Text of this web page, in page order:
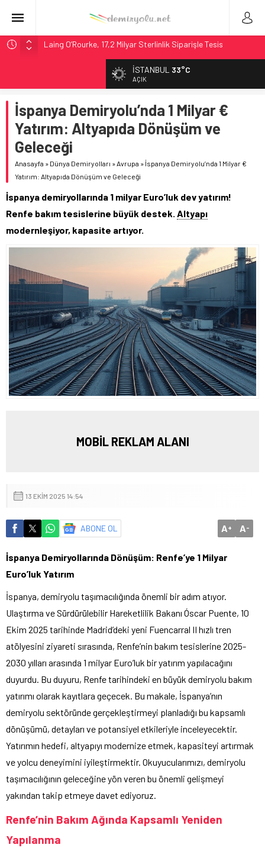
Büyütüyor
İtalya’dan Yeni Otomotiv Demiryolu: 4.800 Ton CO2
Webuild Tüneli Tamamladı: Lima’da Seyahat 45 Dakikaya
Alstom ve Siemens’ten São Paulo’da Çifte Sinyal Hamlesi
Madrid 6. Hat 2027’de Sürücüsüz: Kapasite %70 Artacak
İSTANBUL 33°C
AÇIK
İspanya Demiryolu’nda 1 Milyar €
Yatırım: Altyapıda Dönüşüm ve
Geleceği
Anasayfa » Dünya Demiryolları »Avrupa » İspanya Demiryolu’nda 1 Milyar €
Yatırım: Altyapıda Dönüşüm ve Geleceği
İspanya demiryollarında 1 milyar Euro’luk dev yatırım!
Renfe bakım tesislerine büyük destek. Altyapı
modernleşiyor, kapasite artıyor.
MOBİL REKLAM ALANI
13 EKIM 2025 14:54
ABONE OL A+ A-
İspanya Demiryollarında Dönüşüm: Renfe’ye 1 Milyar
Euro’luk Yatırım
İspanya, demiryolu taşımacılığında önemli bir adım atıyor.
Ulaştırma ve Sürdürülebilir Hareketlilik Bakanı Óscar Puente, 10
Ekim 2025 tarihinde Madrid’deki yeni Fuencarral II hızlı tren
atölyesini ziyareti sırasında, Renfe’nin bakım tesislerine 2025-
2030 yılları arasında 1 milyar Euro’luk bir yatırım yapılacağını
duyurdu. Bu duyuru, Renfe tarihindeki en büyük demiryolu bakım
yatırımı olarak kayıtlara geçecek. Bu makale, İspanya’nın
demiryolu sektöründe gerçekleştirmeyi planladığı bu kapsamlı
dönüşümü, detayları ve potansiyel etkileriyle inceleyecektir.
Yatırımın hedefi, altyapıyı modernize etmek, kapasiteyi artırmak
ve yolcu deneyimini iyileştirmektir. Okuyucularımızı, demiryolu
taşımacılığının geleceğine yön veren bu önemli gelişmeyi
yakından takip etmeye davet ediyoruz.
Renfe’nin Bakım Ağında Kapsamlı Yeniden
Yapılanma